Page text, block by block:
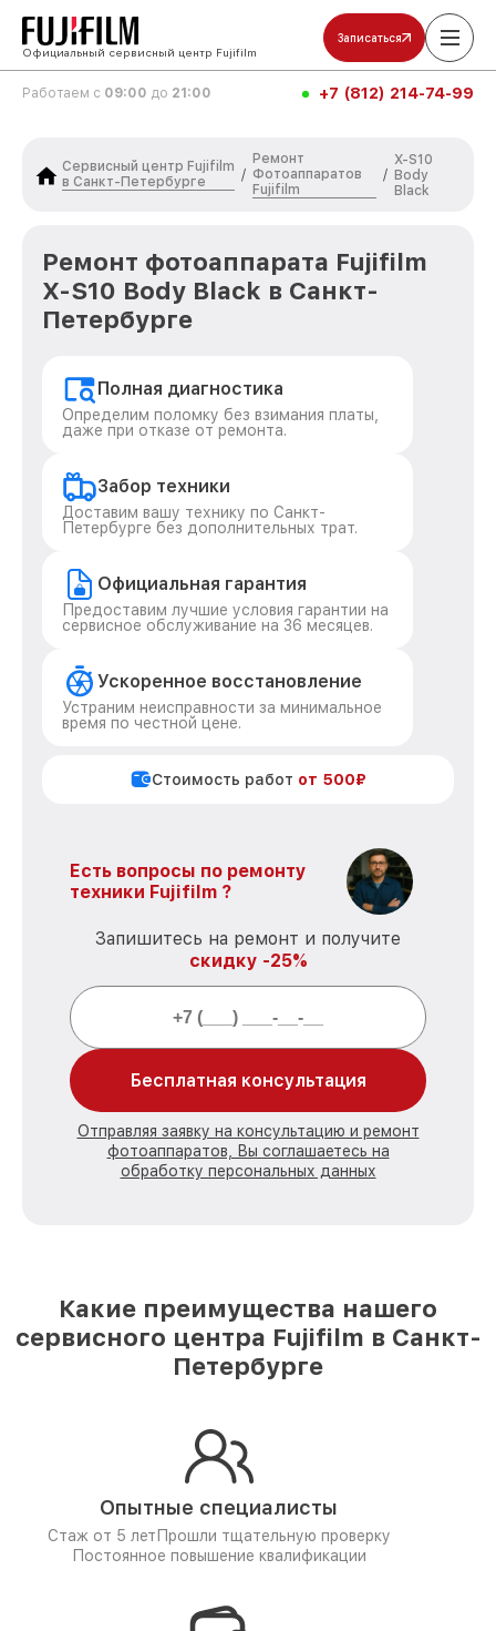
Официальный сервисный центр Fujifilm
Записаться
Работаем с 09:00 до 21:00 +7 (812) 214-74-99
Сервисный центр Fujifilm
в Санкт-Петербурге
/
Ремонт
Фотоаппаратов
Fujifilm
/
X-S10
Body
Black
Ремонт фотоаппарата Fujifilm
X-S10 Body Black в Санкт-
Петербурге
Полная диагностика
Определим поломку без взимания платы,
даже при отказе от ремонта.
Забор техники
Доставим вашу технику по Санкт-
Петербурге без дополнительных трат.
Официальная гарантия
Предоставим лучшие условия гарантии на
сервисное обслуживание на 36 месяцев.
Ускоренное восстановление
Устраним неисправности за минимальное
время по честной цене.
Стоимость работ от 500₽
Есть вопросы по ремонту
техники Fujifilm ?
Запишитесь на ремонт и получите
скидку -25%
Бесплатная консультация
Отправляя заявку на консультацию и ремонт
фотоаппаратов, Вы соглашаетесь на
обработку персональных данных
Какие преимущества нашего
сервисного центра Fujifilm в Санкт-
Петербурге
Опытные специалисты
Стаж от 5 лет Прошли тщательную проверку
Постоянное повышение квалификации